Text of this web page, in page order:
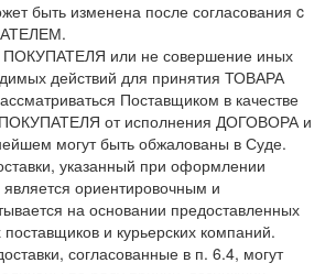
быть изменена после согласования c
ПОКУПАТЕЛЯ или не совершение иных
действий для принятия ТОВАРА
Поставщиком в качестве
ПОКУПАТЕЛЯ от исполнения ДОГОВОРА и
могут быть обжалованы в Суде.
указанный при оформлении
является ориентировочным и
на основании предоставленных
и курьерских компаний.
согласованные в п. 6.4, могут